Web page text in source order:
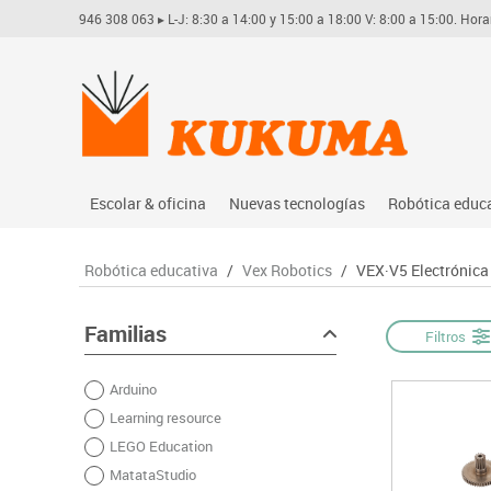
946 308 063 ▸ L-J: 8:30 a 14:00 y 15:00 a 18:00 V: 8:00 a 15:00.
Escolar & oficina
Archivo
Dibujo técnico y artístico
Escritura y corrección
Higiene
Informática
Manualidades
Material escolar
Nuevas tecnologías
Audio
Mobiliario tecnológico
Monitores interactivos
Robótica
Arduino
Lego
Robótica educativa / Vex Robotics / VEX·V5 Electrónica
Familias
Arduino
Learning resource
LEGO Education
MatataStudio
Filtros